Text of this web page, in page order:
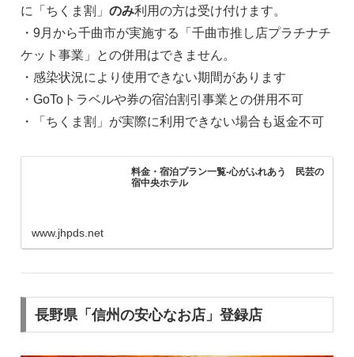
に「ちくま割」 のみ利用の方は受け付けます。
・9月から千曲市が実施する「千曲市推し店プラチナチ
ケット事業」との併用はできません。
・感染状況により使用できない期間があります
・GoToトラベルや券の宿泊割引事業との併用不可
・「ちくま割」が実際に利用できない場合も返金不可
料金・宿泊プラン一覧-心がふれあう 民芸の
宿中央ホテル
www.jhpds.net
長野県「信州の安心なお店」登録店